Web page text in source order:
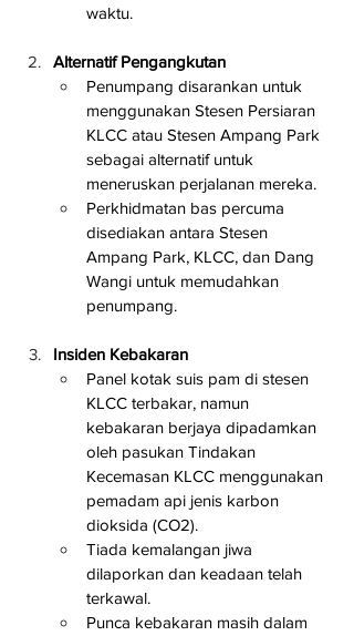
waktu.
Alternatif Pengangkutan
Penumpang disarankan untuk
menggunakan Stesen Persiaran
KLCC atau Stesen Ampang Park
sebagai alternatif untuk
meneruskan perjalanan mereka.
Perkhidmatan bas percuma
disediakan antara Stesen
Ampang Park, KLCC, dan Dang
Wangi untuk memudahkan
penumpang.
Insiden Kebakaran
Panel kotak suis pam di stesen
KLCC terbakar, namun
kebakaran berjaya dipadamkan
oleh pasukan Tindakan
Kecemasan KLCC menggunakan
pemadam api jenis karbon
dioksida (CO2).
Tiada kemalangan jiwa
dilaporkan dan keadaan telah
terkawal.
Punca kebakaran masih dalam